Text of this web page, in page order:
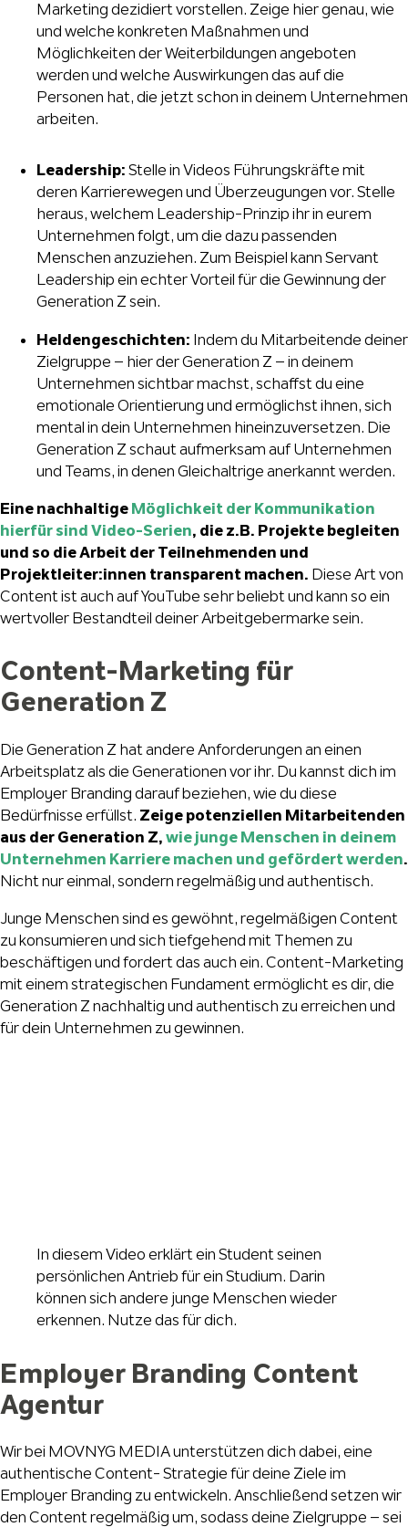
Marketing dezidiert vorstellen. Zeige hier genau, wie
und welche konkreten Maßnahmen und
Möglichkeiten der Weiterbildungen angeboten
werden und welche Auswirkungen das auf die
Personen hat, die jetzt schon in deinem Unternehmen
arbeiten.
Leadership: Stelle in Videos Führungskräfte mit
deren Karrierewegen und Überzeugungen vor. Stelle
heraus, welchem Leadership-Prinzip ihr in eurem
Unternehmen folgt, um die dazu passenden
Menschen anzuziehen. Zum Beispiel kann Servant
Leadership ein echter Vorteil für die Gewinnung der
Generation Z sein.
Heldengeschichten: Indem du Mitarbeitende deiner
Zielgruppe – hier der Generation Z – in deinem
Unternehmen sichtbar machst, schaffst du eine
emotionale Orientierung und ermöglichst ihnen, sich
mental in dein Unternehmen hineinzuversetzen. Die
Generation Z schaut aufmerksam auf Unternehmen
und Teams, in denen Gleichaltrige anerkannt werden.
Eine nachhaltige Möglichkeit der Kommunikation
hierfür sind Video-Serien, die z.B. Projekte begleiten
und so die Arbeit der Teilnehmenden und
Projektleiter:innen transparent machen. Diese Art von
Content ist auch auf YouTube sehr beliebt und kann so ein
wertvoller Bestandteil deiner Arbeitgebermarke sein.
Content-Marketing für
Generation Z
Die Generation Z hat andere Anforderungen an einen
Arbeitsplatz als die Generationen vor ihr. Du kannst dich im
Employer Branding darauf beziehen, wie du diese
Bedürfnisse erfüllst. Zeige potenziellen Mitarbeitenden
aus der Generation Z, wie junge Menschen in deinem
Unternehmen Karriere machen und gefördert werden.
Nicht nur einmal, sondern regelmäßig und authentisch.
Junge Menschen sind es gewöhnt, regelmäßigen Content
zu konsumieren und sich tiefgehend mit Themen zu
beschäftigen und fordert das auch ein. Content-Marketing
mit einem strategischen Fundament ermöglicht es dir, die
Generation Z nachhaltig und authentisch zu erreichen und
für dein Unternehmen zu gewinnen.
In diesem Video erklärt ein Student seinen
persönlichen Antrieb für ein Studium. Darin
können sich andere junge Menschen wieder
erkennen. Nutze das für dich.
Employer Branding Content
Agentur
Wir bei MOVNYG MEDIA unterstützen dich dabei, eine
authentische Content- Strategie für deine Ziele im
Employer Branding zu entwickeln. Anschließend setzen wir
den Content regelmäßig um, sodass deine Zielgruppe – sei